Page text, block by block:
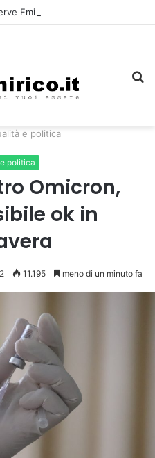
e politica
politica
Omicron,
ok in
11.195 meno di un minuto fa